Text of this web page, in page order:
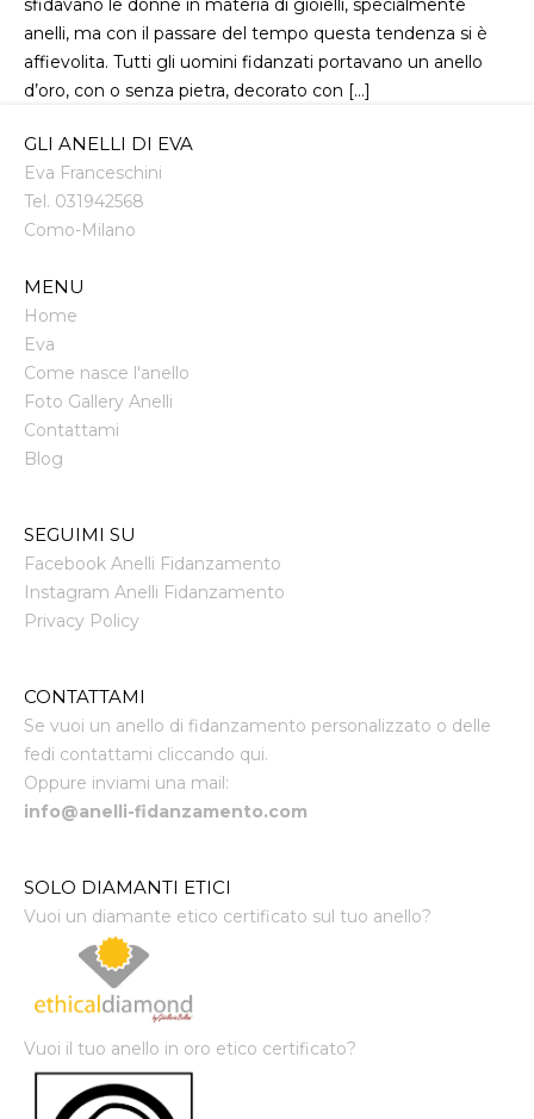
sfidavano le donne in materia di gioielli, specialmente
anelli, ma con il passare del tempo questa tendenza si è
affievolita. Tutti gli uomini fidanzati portavano un anello
d’oro, con o senza pietra, decorato con […]
GLI ANELLI DI EVA
Eva Franceschini
Tel. 031942568
Como-Milano
MENU
Home
Eva
Come nasce l'anello
Foto Gallery Anelli
Contattami
Blog
SEGUIMI SU
Facebook Anelli Fidanzamento
Instagram Anelli Fidanzamento
Privacy Policy
CONTATTAMI
Se vuoi un anello di fidanzamento personalizzato o delle
fedi contattami cliccando qui.
Oppure inviami una mail:
info@anelli-fidanzamento.com
SOLO DIAMANTI ETICI
Vuoi un diamante etico certificato sul tuo anello?
Vuoi il tuo anello in oro etico certificato?